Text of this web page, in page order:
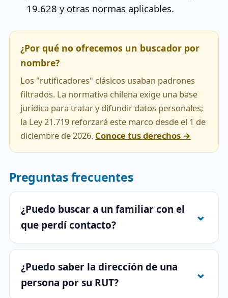
19.628 y otras normas aplicables.
¿Por qué no ofrecemos un buscador por
nombre?
Los "rutificadores" clásicos usaban padrones
filtrados. La normativa chilena exige una base
jurídica para tratar y difundir datos personales;
la Ley 21.719 reforzará este marco desde el 1 de
diciembre de 2026. Conoce tus derechos →
Preguntas frecuentes
¿Puedo buscar a un familiar con el
que perdí contacto?
¿Puedo saber la dirección de una
persona por su RUT?